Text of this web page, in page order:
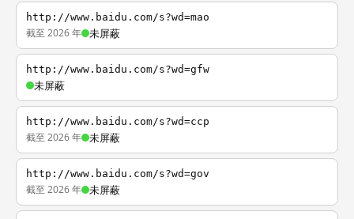
http://www.baidu.com/s?wd=mao
截至 2026 年 未屏蔽
http://www.baidu.com/s?wd=gfw
未屏蔽
http://www.baidu.com/s?wd=ccp
截至 2026 年 未屏蔽
http://www.baidu.com/s?wd=gov
截至 2026 年 未屏蔽